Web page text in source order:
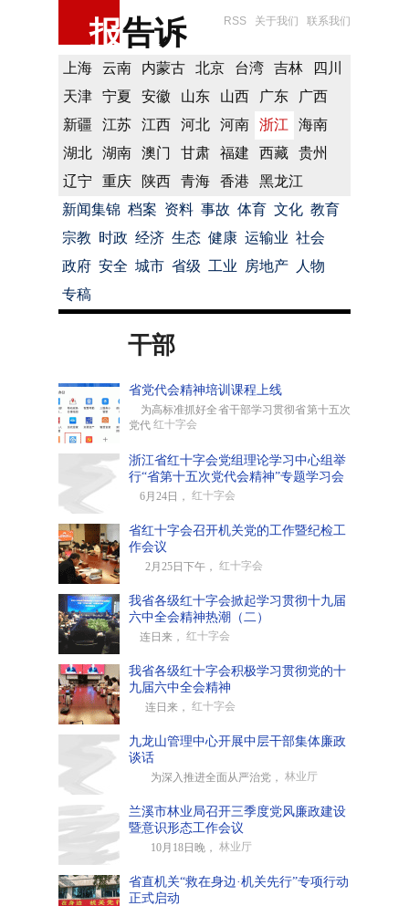
报告诉 RSS 关于我们 联系我们
上海 云南 内蒙古 北京 台湾 吉林
四川
天津
宁夏 安徽 山东 山西 广东
广西
新疆
江苏 江西 河北 河南 浙江
海南
湖北
湖南 澳门 甘肃 福建 西藏
贵州
辽宁
重庆 陕西 青海 香港
黑龙江
新闻集锦 档案 资料 事故 体育 文化 教育
宗教 时政 经济 生态 健康 运输业 社会
政府 安全 城市 省级 工业 房地产
人物
专稿
干部
省党代会精神培训课程上线
为高标准抓好全省干部学习贯彻省第十五次
党代 红十字会
浙江省红十字会党组理论学习中心组举
行“省第十五次党代会精神”专题学习会
6月24日， 红十字会
省红十字会召开机关党的工作暨纪检工
作会议
2月25日下午， 红十字会
我省各级红十字会掀起学习贯彻十九届
六中全会精神热潮（二）
连日来， 红十字会
我省各级红十字会积极学习贯彻党的十
九届六中全会精神
连日来， 红十字会
九龙山管理中心开展中层干部集体廉政
谈话
为深入推进全面从严治党， 林业厅
兰溪市林业局召开三季度党风廉政建设
暨意识形态工作会议
10月18日晚， 林业厅
省直机关“救在身边·机关先行”专项行动
正式启动